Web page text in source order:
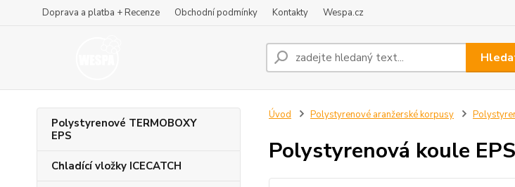
Doprava a platba + Recenze Obchodní podmínky Kontakty Wespa.cz
Polystyrenové TERMOBOXY
EPS
Chladící vložky ICECATCH
Úvod Polystyrenové aranžerské korpusy
Polystyrenová koule